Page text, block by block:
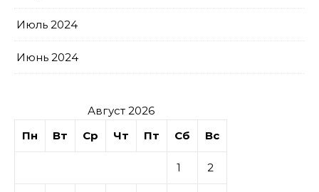
Июль 2024
Июнь 2024
Август 2026
Пн
Вт Ср Чт Пт Сб Вс
1 2